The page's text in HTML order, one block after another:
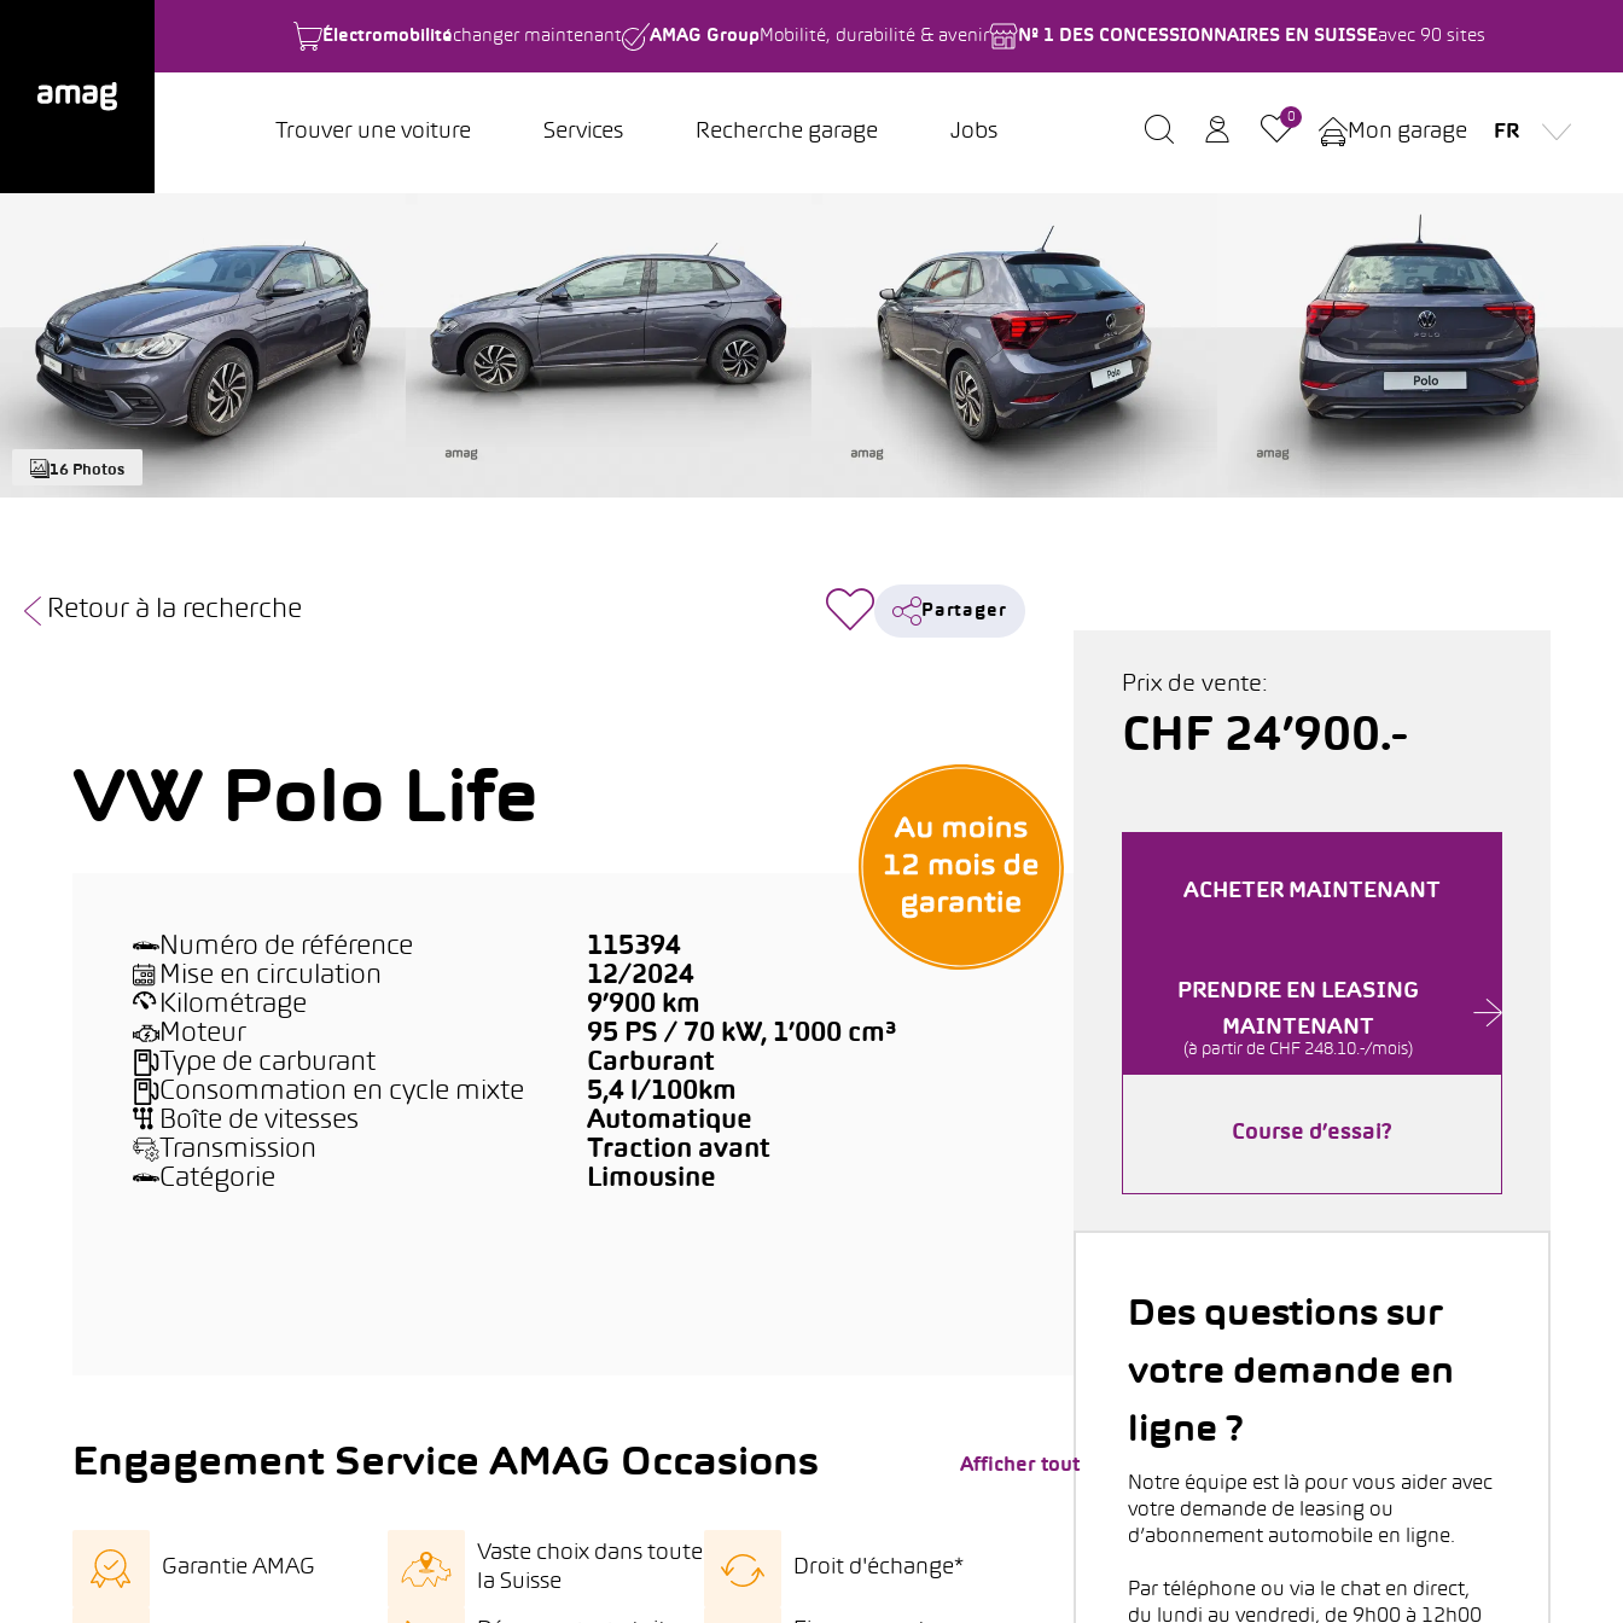
Électromobilitéchanger maintenant AMAG Group Mobilité, durabilité & avenir Nº 1 DES CONCESSIONNAIRES EN SUISSEavec 90 sites
Trouver une voiture Services Recherche garage Jobs
0
Mon garage FR
16 Photos
Retour à la recherche Partager
VW Polo Life
Numéro de référence
115394
Mise en circulation
12/2024
Kilométrage
9’900 km
Moteur
95 PS / 70 kW, 1’000 cm³
Type de carburant
Carburant
Consommation en cycle mixte
5,4 l/100km
Boîte de vitesses
Automatique
Transmission
Traction avant
Catégorie
Limousine
Engagement Service AMAG Occasions Afficher tout
Garantie AMAG
Vaste choix dans toute
la Suisse
Droit d'échange*
Prix de vente:
CHF 24’900.-
ACHETER MAINTENANT
PRENDRE EN LEASING
MAINTENANT
(à partir de CHF 248.10.-/mois)
Course d’essai?
Des questions sur
votre demande en
ligne ?
Notre équipe est là pour vous aider avec
votre demande de leasing ou
d’abonnement automobile en ligne.
Par téléphone ou via le chat en direct,
du lundi au vendredi, de 9h00 à 12h00